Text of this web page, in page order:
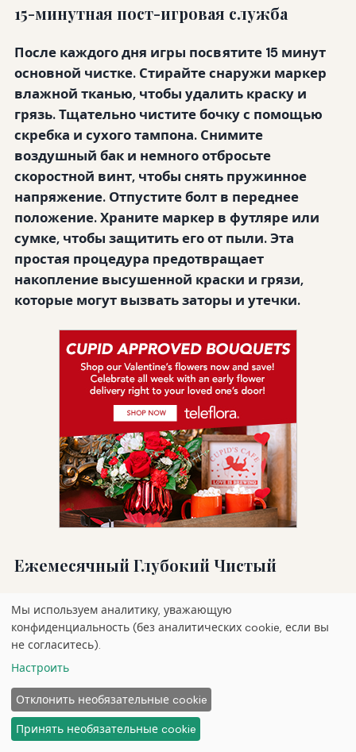
15-минутная пост-игровая служба
После каждого дня игры посвятите 15 минут
основной чистке. Стирайте снаружи маркер
влажной тканью, чтобы удалить краску и
грязь. Тщательно чистите бочку с помощью
скребка и сухого тампона. Снимите
воздушный бак и немного отбросьте
скоростной винт, чтобы снять пружинное
напряжение. Отпустите болт в переднее
положение. Храните маркер в футляре или
сумке, чтобы защитить его от пыли. Эта
простая процедура предотвращает
накопление высушенной краски и грязи,
которые могут вызвать заторы и утечки.
Ежемесячный Глубокий Чистый
Раз в месяц или после каждого крупного
события выполняйте глубокую чистку.
Размажьте маркер до его основных
компонентов: удалите болт, клапан, регулятор
и АСА. Замочите металлические детали в
теплой мыльной воде и промойте их мягкой
щеткой. Промойте тщательно и высушите
Мы используем аналитику, уважающую
конфиденциальность (без аналитических cookie, если вы
не согласитесь).
Настроить
Отклонить необязательные cookie
Принять необязательные cookie